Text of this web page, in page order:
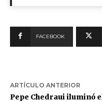
FACEBOOK
ARTÍCULO ANTERIOR
Pepe Chedraui iluminó